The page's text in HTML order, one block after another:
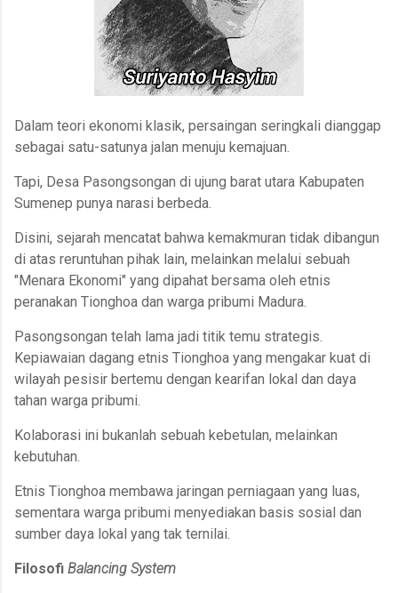
Dalam teori ekonomi klasik, persaingan seringkali dianggap
sebagai satu-satunya jalan menuju kemajuan.
Tapi, Desa Pasongsongan di ujung barat utara Kabupaten
Sumenep punya narasi berbeda.
Disini, sejarah mencatat bahwa kemakmuran tidak dibangun
di atas reruntuhan pihak lain, melainkan melalui sebuah
"Menara Ekonomi" yang dipahat bersama oleh etnis
peranakan Tionghoa dan warga pribumi Madura.
Pasongsongan telah lama jadi titik temu strategis.
Kepiawaian dagang etnis Tionghoa yang mengakar kuat di
wilayah pesisir bertemu dengan kearifan lokal dan daya
tahan warga pribumi.
Kolaborasi ini bukanlah sebuah kebetulan, melainkan
kebutuhan.
Etnis Tionghoa membawa jaringan perniagaan yang luas,
sementara warga pribumi menyediakan basis sosial dan
sumber daya lokal yang tak ternilai.
Filosofi Balancing System